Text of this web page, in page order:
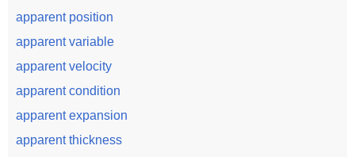
apparent position
apparent variable
apparent velocity
apparent condition
apparent expansion
apparent thickness